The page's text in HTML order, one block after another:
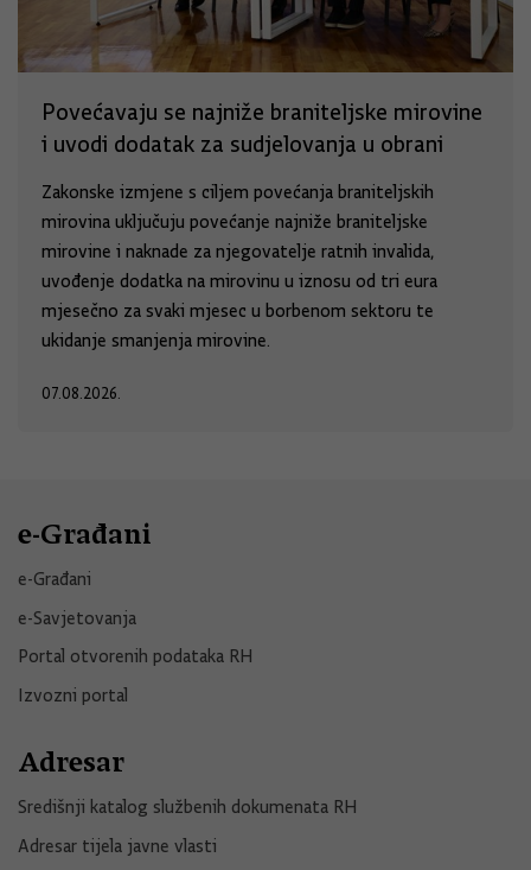
Povećavaju se najniže braniteljske mirovine
i uvodi dodatak za sudjelovanja u obrani
Zakonske izmjene s ciljem povećanja braniteljskih
mirovina uključuju povećanje najniže braniteljske
mirovine i naknade za njegovatelje ratnih invalida,
uvođenje dodatka na mirovinu u iznosu od tri eura
mjesečno za svaki mjesec u borbenom sektoru te
ukidanje smanjenja mirovine.
07.08.2026.
e-Građani
e-Građani
e-Savjetovanja
Portal otvorenih podataka RH
Izvozni portal
Adresar
Središnji katalog službenih dokumenata RH
Adresar tijela javne vlasti